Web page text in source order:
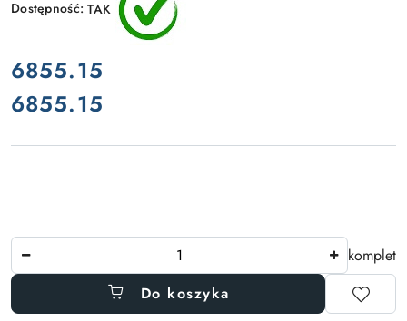
Dostępność:TAK
cena:
6855.15
Cena:
6855.15
komplet
Do koszyka